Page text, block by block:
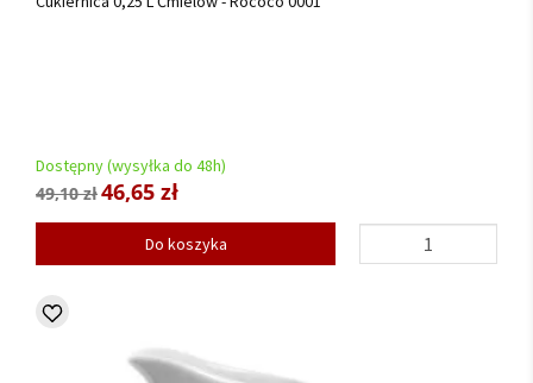
Dostępny (wysyłka do 48h)
49,10 zł46,65 zł
Do koszyka